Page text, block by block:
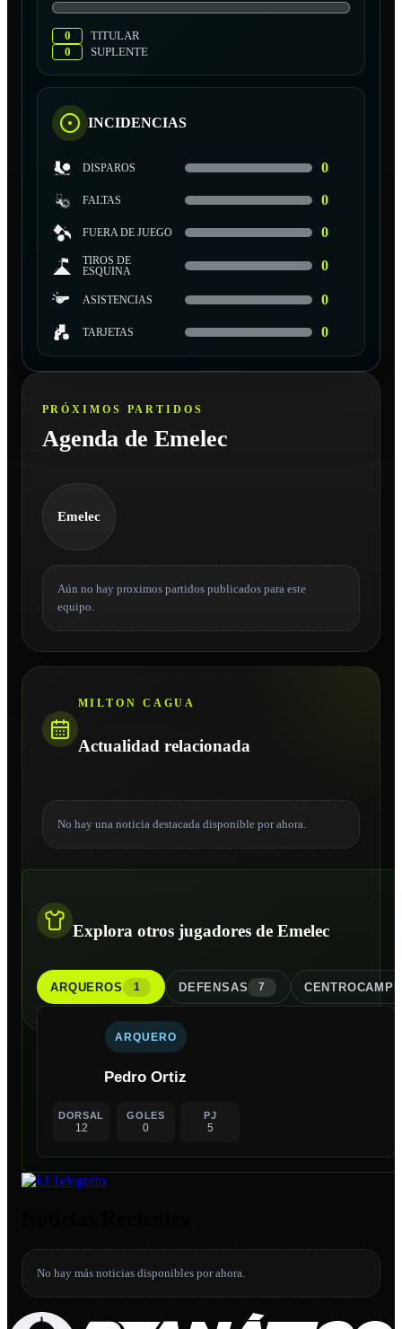
0
TITULAR
0
SUPLENTE
INCIDENCIAS
DISPAROS 0
FALTAS 0
FUERA DE JUEGO 0
TIROS DE
ESQUINA
0
ASISTENCIAS 0
TARJETAS 0
PRÓXIMOS PARTIDOS
Agenda de Emelec
Emelec
Aún no hay proximos partidos publicados para este
equipo.
MILTON CAGUA
Actualidad relacionada
No hay una noticia destacada disponible por ahora.
Explora otros jugadores de Emelec
ARQUEROS 1 DEFENSAS 7
ARQUERO
Pedro Ortiz
DORSAL
12
GOLES
0
PJ
5
No hay más noticias disponibles por ahora.